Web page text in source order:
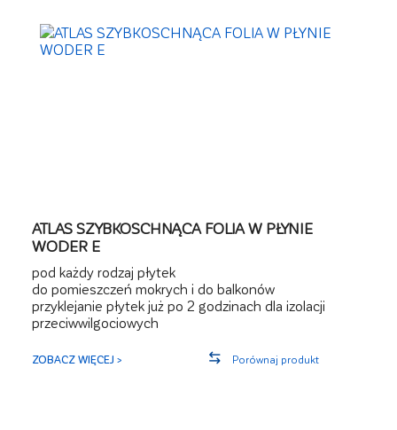
ATLAS SZYBKOSCHNĄCA FOLIA W PŁYNIE
WODER E
pod każdy rodzaj płytek
do pomieszczeń mokrych i do balkonów
przyklejanie płytek już po 2 godzinach dla izolacji
przeciwwilgociowych
zużycie na ścianie ok. 1 kg/m², zużycie na podłodze ok.
ZOBACZ WIĘCEJ > Porównaj produkt